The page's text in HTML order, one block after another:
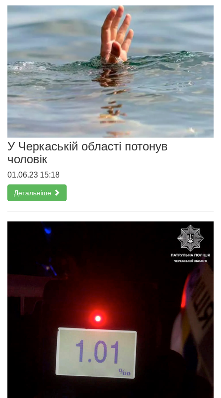
У Черкаській області потонув
чоловік
01.06.23 15:18
Детальніше